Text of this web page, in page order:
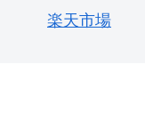
楽天市場